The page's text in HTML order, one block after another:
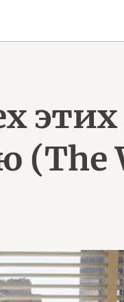
(The